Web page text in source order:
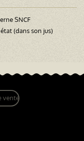
SNCF
(dans son jus)
vente